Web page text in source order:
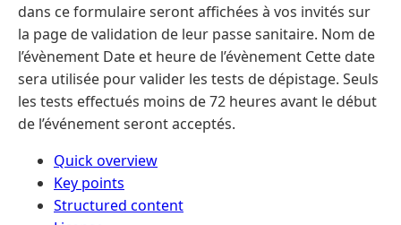
dans ce formulaire seront affichées à vos invités sur
la page de validation de leur passe sanitaire. Nom de
l’évènement Date et heure de l’évènement Cette date
sera utilisée pour valider les tests de dépistage. Seuls
les tests effectués moins de 72 heures avant le début
de l’événement seront acceptés.
Quick overview
Key points
Structured content